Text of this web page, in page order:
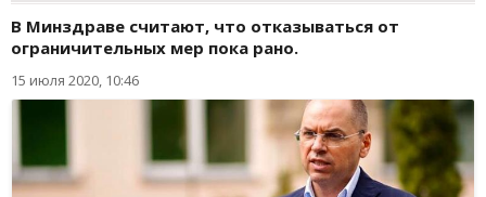
В Минздраве считают, что отказываться от
ограничительных мер пока рано.
15 июля 2020, 10:46